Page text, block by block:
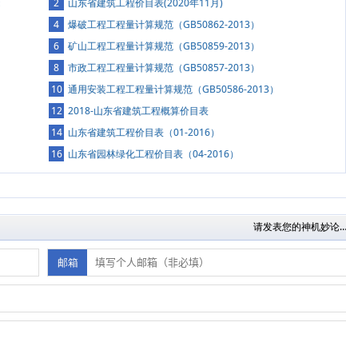
2
山东省建筑工程价目表(2020年11月)
4
爆破工程工程量计算规范（GB50862-2013）
6
矿山工程工程量计算规范（GB50859-2013）
8
市政工程工程量计算规范（GB50857-2013）
10 通用安装工程工程量计算规范（GB50586-2013）
12 2018-山东省建筑工程概算价目表
14 山东省建筑工程价目表（01-2016）
16 山东省园林绿化工程价目表（04-2016）
请发表您的神机妙论
邮箱